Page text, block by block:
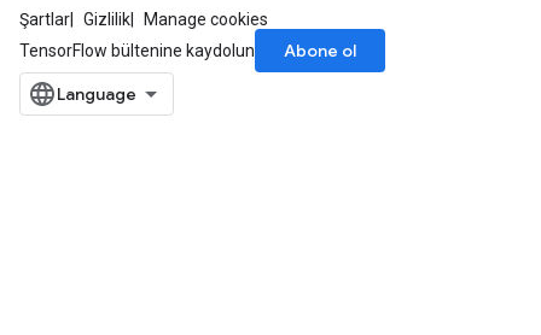
Şartlar Gizlilik
Manage cookies
TensorFlow bültenine kaydolun
Abone ol